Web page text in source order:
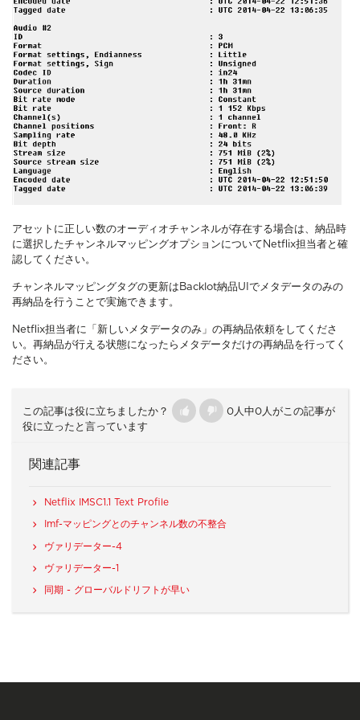
アセットに正しい数のオーディオチャンネルが存在する場合は、納品時
に選択したチャンネルマッピングオプションについてNetflix担当者と確
認してください。
チャンネルマッピングタグの更新はBacklot納品UIでメタデータのみの
再納品を行うことで実施できます。
Netflix担当者に「新しいメタデータのみ」の再納品依頼をしてくださ
い。再納品が行える状態になったらメタデータだけの再納品を行ってく
ださい。
この記事は役に立ちましたか？
0人中0人がこの記事が
役に立ったと言っています
関連記事
Netflix IMSC1.1 Text Profile
Imf-マッピングとのチャンネル数の不整合
ヴァリデーター-4
ヴァリデーター-1
同期 - グローバルドリフトが早い